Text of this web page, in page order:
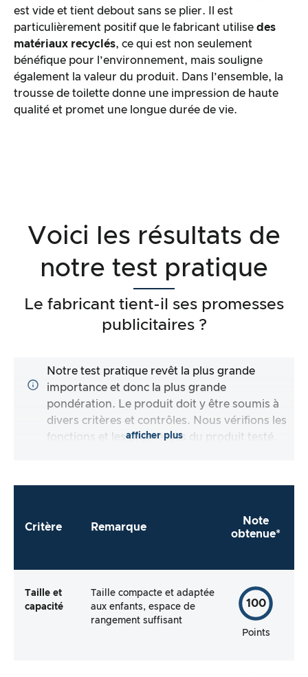
est vide et tient debout sans se plier. Il est
particulièrement positif que le fabricant utilise des
matériaux recyclés, ce qui est non seulement
bénéfique pour l’environnement, mais souligne
également la valeur du produit. Dans l’ensemble, la
trousse de toilette donne une impression de haute
qualité et promet une longue durée de vie.
Voici les résultats de
notre test pratique
Le fabricant tient-il ses promesses
publicitaires ?
Notre test pratique revêt la plus grande
importance et donc la plus grande
pondération. Le produit doit y être soumis à
divers critères et contrôles. Nous vérifions les
fonctions et les promesses du produit testé.
afficher plus
Critère Remarque
Note
obtenue*
Taille et
capacité
Taille compacte et adaptée
aux enfants, espace de
rangement suffisant
100
Points